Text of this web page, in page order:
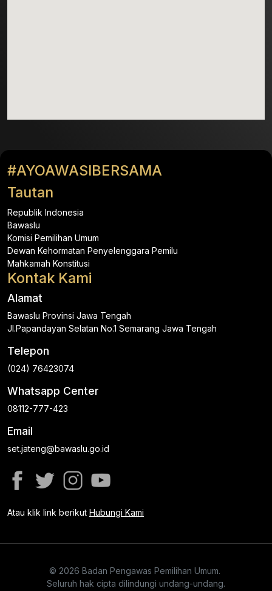
#AYOAWASIBERSAMA
Tautan
Republik Indonesia
Bawaslu
Komisi Pemilihan Umum
Dewan Kehormatan Penyelenggara Pemilu
Mahkamah Konstitusi
Kontak Kami
Alamat
Bawaslu Provinsi Jawa Tengah
Jl.Papandayan Selatan No.1 Semarang Jawa Tengah
Telepon
(024) 76423074
Whatsapp Center
08112-777-423
Email
set.jateng@bawaslu.go.id
Atau klik link berikut Hubungi Kami
© 2026 Badan Pengawas Pemilihan Umum.
Seluruh hak cipta dilindungi undang-undang.